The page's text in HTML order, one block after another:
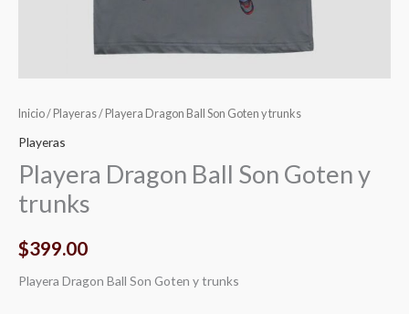
Inicio/ Playeras/ Playera Dragon Ball Son Goten y trunks
Playeras
Playera Dragon Ball Son Goten y
trunks
$399.00
Playera Dragon Ball Son Goten y trunks